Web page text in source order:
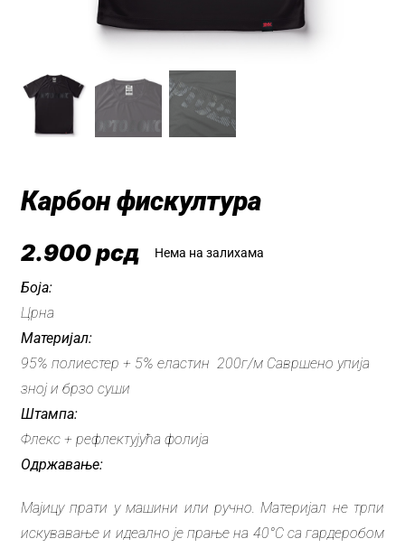
Карбон фискултура
2.900рсд Нема на залихама
Боја:
Црна
Материјал:
95% полиестер + 5% еластин 200г/м Савршено упија
зној и брзо суши
Штампа:
Флекс + рефлектујућа фолија
Одржавање:
Мајицу прати у машини или ручно. Материјал не трпи
искувавање и идеално је прање на 40°C са гардеробом